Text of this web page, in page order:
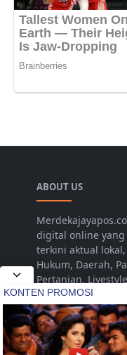
ABOUT US
digital online
terkini aktual
Hukum, Daerah,
Pertanian,
untuk dan dari
seiring dengan
pengembangan,
hingga pada